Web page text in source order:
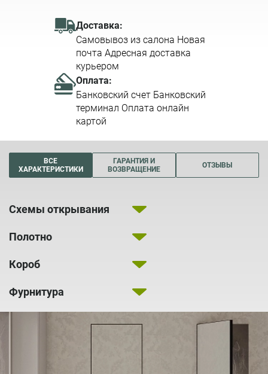
Доставка:
Самовывоз из салона Новая
почта Адресная доставка
курьером
Оплата:
Банковский счет Банковский
терминал Оплата онлайн
картой
ВСЕ
ХАРАКТЕРИСТИКИ
ГАРАНТИЯ И
ВОЗВРАЩЕНИЕ
ОТЗЫВЫ
Схемы открывания
Полотно
Короб
Фурнитура